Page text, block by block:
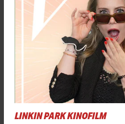
LINKIN PARK KINOFILM